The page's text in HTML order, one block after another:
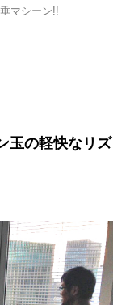
マシーン!!
玉の軽快なリズ